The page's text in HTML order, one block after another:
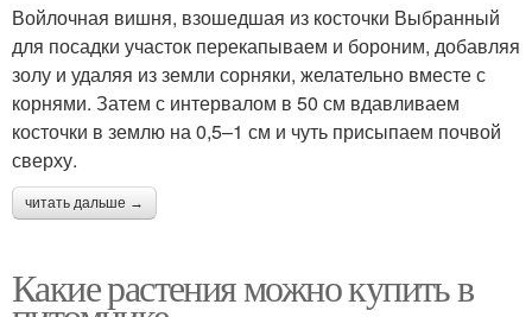
Войлочная вишня, взошедшая из косточки Выбранный
для посадки участок перекапываем и бороним, добавляя
золу и удаляя из земли сорняки, желательно вместе с
корнями. Затем с интервалом в 50 см вдавливаем
косточки в землю на 0,5–1 см и чуть присыпаем почвой
сверху.
читать дальше →
Какие растения можно купить в